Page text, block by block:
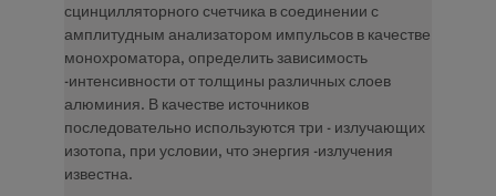
сцинцилляторного счетчика в соединении с
амплитудным анализатором импульсов в качестве
монохроматора, определить зависимость
-интенсивности от толщины различных слоев
алюминия. В качестве источников
последовательно используются три - излучающих
изотопа, при условии, что энергия -излучения
известна.